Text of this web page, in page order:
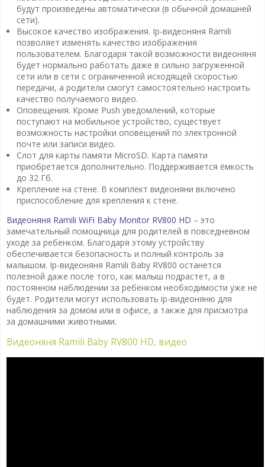
будут произведены автоматически (в обычной домашней
сети).
Высокое качество изображения. Ip-видеоняня Ramili
позволяет изменять качество изображения
пользователем. Благодаря такой возможности видеоняня
будет нормально работать даже в сильно загруженной
сети или в сети с ограниченной исходящей скоростью
передачи, а родители смогут самостоятельно настроить
качество получаемого видео.
Оповещения. Кроме Push уведомлений, которые
поступают на мобильное устройство, существует
возможность настройки оповещений по электронной
почте или записи видео.
Слот для карты памяти MicroSD. Карта памяти
приобретается дополнительно. Поддерживается ёмкость
до 32 Гб.
Крепление на стене. В комплект видеоняни включено
приспособление для крепления к стене.
Видеоняня Ramili WiFi Baby Monitor RV800 HD – это
замечательный помощница для родителей в повседневном
уходе за ребенком. Благодаря этому устройству
обеспечивается безопасность и полный контроль за
малышом. Ip-видеоняня Ramili Baby RV800 останется
полезной даже после того, как малыш подрастет, а в
постоянном наблюдении за ребенком необходимости уже не
будет. Родители могут использовать ip-видеоняню для
наблюдения за домом или в офисе, а также для присмотра
за домашними животными.
Видеоняня Ramili Baby RV800 HD, видео